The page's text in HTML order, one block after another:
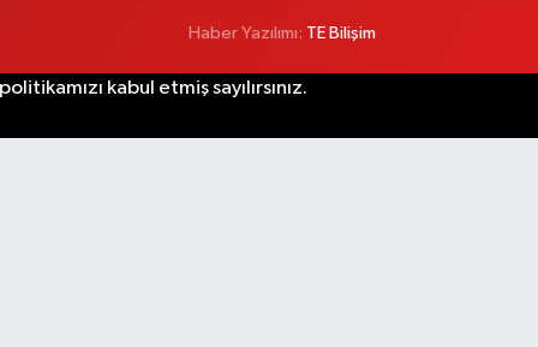
Haber Yazılımı: TE Bilişim
kabul etmiş sayılırsınız.